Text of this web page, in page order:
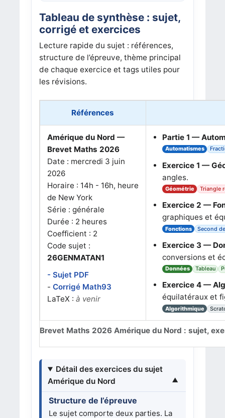
Tableau de synthèse : sujet,
corrigé et exercices
Lecture rapide du sujet : références,
structure de l’épreuve, thème principal
de chaque exercice et tags utiles pour
les révisions.
Brevet Maths 2026 Amérique du Nord : sujet,
Références
Amérique du Nord —
Brevet Maths 2026
Date : mercredi 3 juin
2026
Horaire : 14h - 16h, heure
de New York
Série : générale
Durée : 2 heures
Coefficient : 2
Code sujet :
26GENMATAN1
- Sujet PDF
- Corrigé Math93
LaTeX : à venir
Partie 1 —
Automatismes
Exercice 1 —
angles.
Géométrie Triangle
Exercice 2 —
graphiques et
Fonctions Second
Exercice 3 —
conversions et
Données Tableau
Exercice 4 —
équilatéraux et
Algorithmique
Détail des exercices du sujet
Amérique du Nord
Structure de l’épreuve
Le sujet comporte deux parties. La